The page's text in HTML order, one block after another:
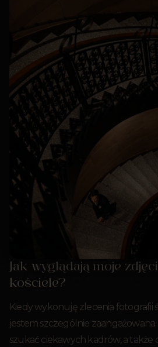
Jak wyglądają moje
kościele?
Kiedy wykonuję zlecenia fotografii
jestem szczególnie zaangażowana.
szukać ciekawych kadrów, a